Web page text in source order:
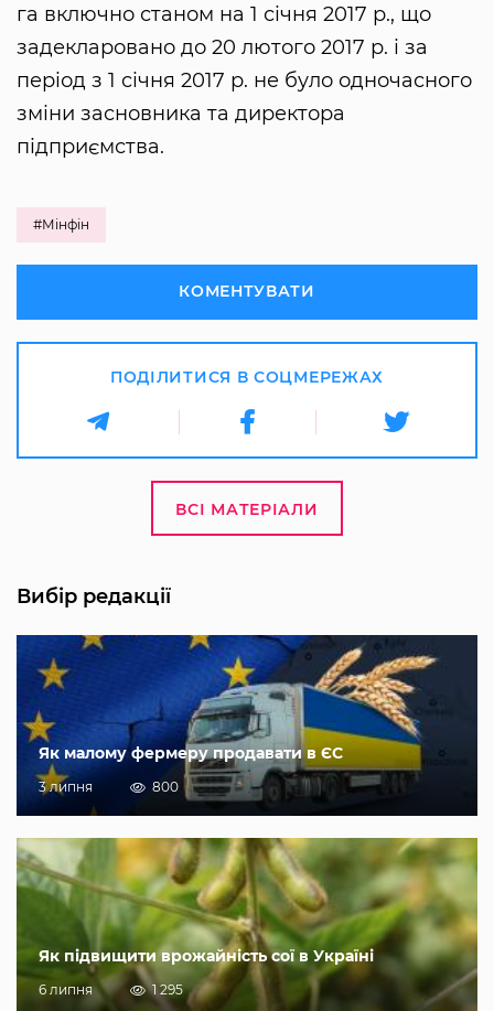
га включно станом на 1 січня 2017 р., що
задекларовано до 20 лютого 2017 р. і за
період з 1 січня 2017 р. не було одночасного
зміни засновника та директора
підприємства.
#Мінфін
КОМЕНТУВАТИ
ПОДІЛИТИСЯ В СОЦМЕРЕЖАХ
ВСІ МАТЕРІАЛИ
Вибір редакції
Як малому фермеру продавати в ЄС
3 липня 800
Як підвищити врожайність сої в Україні
6 липня 1 295